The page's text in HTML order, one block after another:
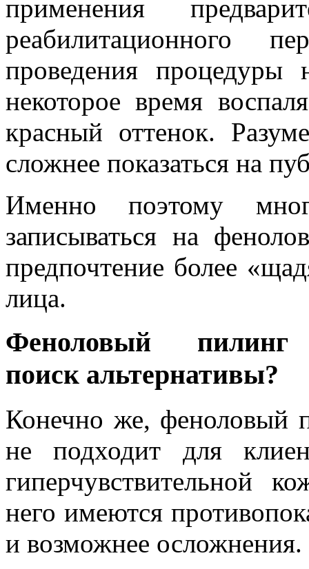
применения
реабилитационного
проведения
некоторое время
красный оттенок.
сложнее показаться на
Именно поэтому
записываться на
предпочтение более
лица.
Феноловый
поиск альтернативы?
Конечно же, феноловый
не подходит для
гиперчувствительной
него имеются
и возможнее осложнения.